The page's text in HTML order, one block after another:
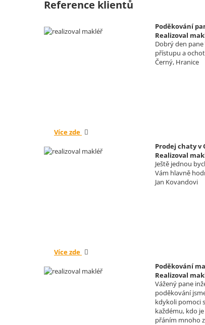
Reference klientů
Poděkování
Realizoval
Dobrý den
přístupu a
Černý, Hranice
Více zde
Prodej chaty v
Realizoval
Ještě jednou
Vám hlavně
Jan Kovandovi
Více zde
Poděkování
Realizoval
Vážený pane
poděkování
kdykoli pomoci
každému, kdo
přáním mnoho